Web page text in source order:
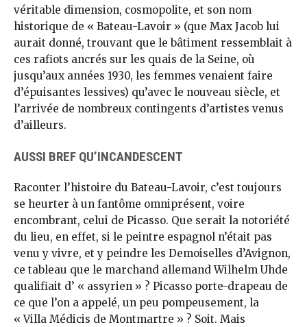
véritable dimension, cosmopolite, et son nom
historique de « Bateau-Lavoir » (que Max Jacob lui
aurait donné, trouvant que le bâtiment ressemblait à
ces rafiots ancrés sur les quais de la Seine, où
jusqu’aux années 1930, les femmes venaient faire
d’épuisantes lessives) qu’avec le nouveau siècle, et
l’arrivée de nombreux contingents d’artistes venus
d’ailleurs.
AUSSI BREF QU’INCANDESCENT
Raconter l’histoire du Bateau-Lavoir, c’est toujours
se heurter à un fantôme omniprésent, voire
encombrant, celui de Picasso. Que serait la notoriété
du lieu, en effet, si le peintre espagnol n’était pas
venu y vivre, et y peindre les Demoiselles d’Avignon,
ce tableau que le marchand allemand Wilhelm Uhde
qualifiait d’ « assyrien » ? Picasso porte-drapeau de
ce que l’on a appelé, un peu pompeusement, la
« Villa Médicis de Montmartre » ? Soit. Mais